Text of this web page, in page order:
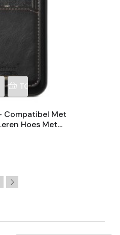
TOEVOEGEN AAN
Compatibel Met
Hoes Met